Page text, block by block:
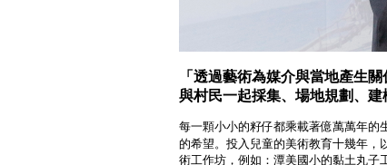
「透過藝術為媒介與當地產生
與村民一起採集、場地規劃、建
每一顆小小的籽仔都乘載著億萬萬年的
的希望。投入兒童的美術教育十幾年，
術工作坊，例如：潭美國小的黏土丸子